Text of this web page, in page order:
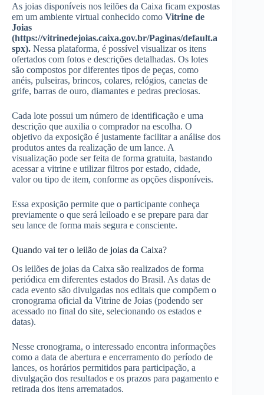
As joias disponíveis nos leilões da Caixa ficam expostas
em um ambiente virtual conhecido como Vitrine de
Joias
(https://vitrinedejoias.caixa.gov.br/Paginas/default.a
spx). Nessa plataforma, é possível visualizar os itens
ofertados com fotos e descrições detalhadas. Os lotes
são compostos por diferentes tipos de peças, como
anéis, pulseiras, brincos, colares, relógios, canetas de
grife, barras de ouro, diamantes e pedras preciosas.
Cada lote possui um número de identificação e uma
descrição que auxilia o comprador na escolha. O
objetivo da exposição é justamente facilitar a análise dos
produtos antes da realização de um lance. A
visualização pode ser feita de forma gratuita, bastando
acessar a vitrine e utilizar filtros por estado, cidade,
valor ou tipo de item, conforme as opções disponíveis.
Essa exposição permite que o participante conheça
previamente o que será leiloado e se prepare para dar
seu lance de forma mais segura e consciente.
Quando vai ter o leilão de joias da Caixa?
Os leilões de joias da Caixa são realizados de forma
periódica em diferentes estados do Brasil. As datas de
cada evento são divulgadas nos editais que compõem o
cronograma oficial da Vitrine de Joias (podendo ser
acessado no final do site, selecionando os estados e
datas).
Nesse cronograma, o interessado encontra informações
como a data de abertura e encerramento do período de
lances, os horários permitidos para participação, a
divulgação dos resultados e os prazos para pagamento e
retirada dos itens arrematados.